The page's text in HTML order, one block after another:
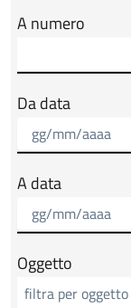
A numero
Da data
A data
Oggetto